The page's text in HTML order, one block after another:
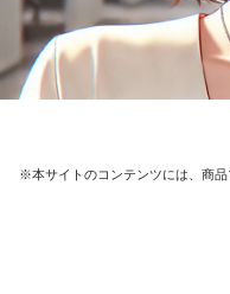
※本サイトのコンテンツには、商品